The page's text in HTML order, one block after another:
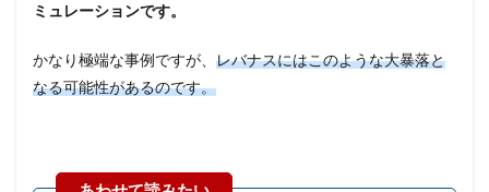
ミュレーションです。
かなり極端な事例ですが、 レバナスにはこのような大暴落と
なる可能性があるのです。